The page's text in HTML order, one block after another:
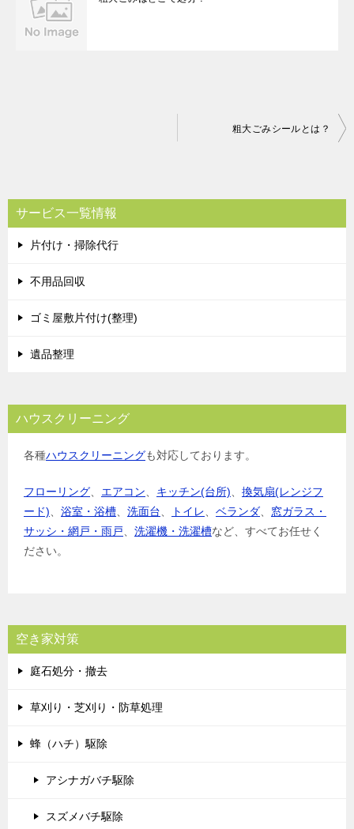
ビ
ゲ
ー
シ
粗大ごみシールとは？
サービス一覧情報
片付け・掃除代行
不用品回収
ゴミ屋敷片付け(整理)
遺品整理
ハウスクリーニング
各種ハウスクリーニングも対応しております。
フローリング、 エアコン、 キッチン(台所)、 換気扇(レンジフ
ード)、 浴室・浴槽、 洗面台、 トイレ、 ベランダ、 窓ガラス・
サッシ・網戸・雨戸、 洗濯機・洗濯槽など、すべてお任せく
ださい。
空き家対策
庭石処分・撤去
草刈り・芝刈り・防草処理
蜂（ハチ）駆除
アシナガバチ駆除
スズメバチ駆除